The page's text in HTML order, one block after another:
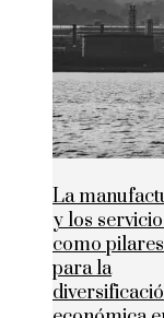
La
y los
como pilares
para la